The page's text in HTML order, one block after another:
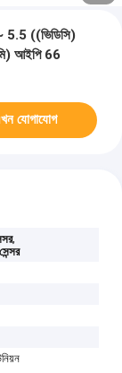
5.5 ((ভিডিসি)
আইপি 66
যোগাযোগ
,